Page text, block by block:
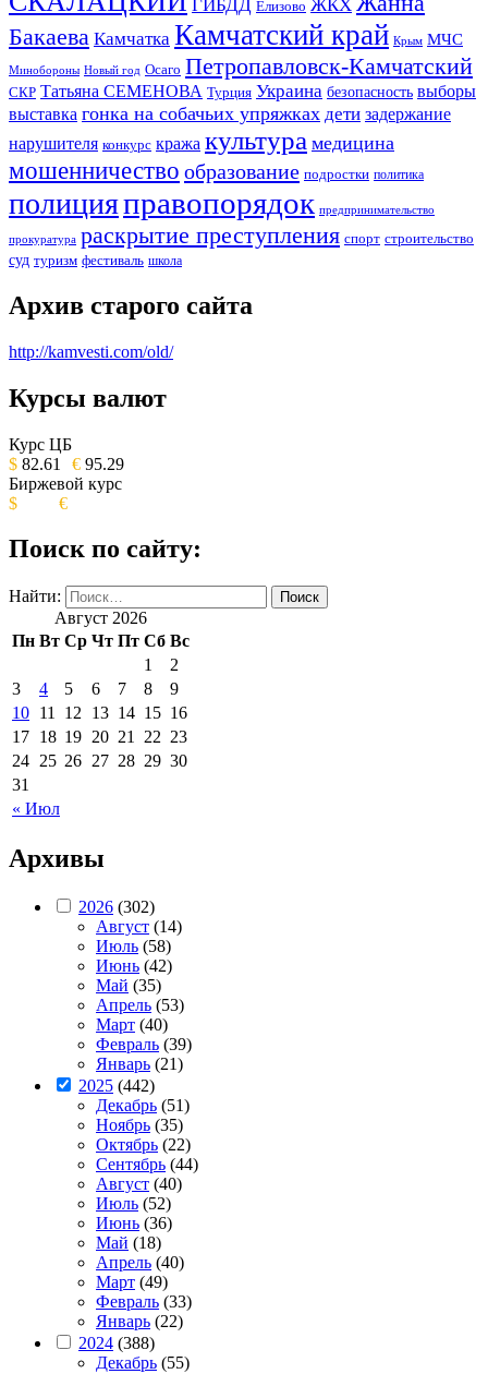
ГИБДД Елизово ЖКХ
Бакаева Камчатка Камчатский край Крым МЧС
Минобороны Новый год Осаго Петропавловск-Камчатский
СКР Татьяна СЕМЕНОВА Турция Украина безопасность выборы
выставка гонка на собачьих упряжках дети задержание
нарушителя конкурс кража культура медицина
мошенничество образование подростки политика
полицияправопорядок предпринимательство
прокуратура раскрытие преступления спорт строительство
суд туризм фестиваль школа
Архив старого сайта
http://kamvesti.com/old/
ОБЩЕСТВЕННО-ПОЛИТИЧЕСКОЕ
ИЗДАНИЕ КАМЧАТСКОГО КРАЯ.
Курсы валют
Курс ЦБ
$ 82.61 € 95.29
Биржевой курс
$
€
Поиск по сайту:
Найти:
Август 2026
Пн Вт Ср Чт Пт Сб Вс
« Июл
1
2
3
4 5 6 7 8
9
10 11 12 13 14 15 16
17 18 19 20 21 22 23
24 25 26 27 28 29 30
31
Архивы
2026 (302)
Август (14)
Июль (58)
Июнь (42)
Май (35)
Апрель (53)
Март (40)
Февраль (39)
Январь (21)
2025 (442)
Декабрь (51)
Ноябрь (35)
Октябрь (22)
Сентябрь (44)
Август (40)
Июль (52)
Июнь (36)
Май (18)
Апрель (40)
Март (49)
Февраль (33)
Январь (22)
2024 (388)
Декабрь (55)